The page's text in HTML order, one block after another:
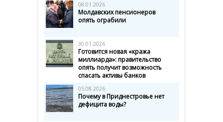
08.01.2026
Молдавских пенсионеров
опять ограбили
30.01.2026
Готовится новая «кража
миллиарда»: правительство
опять получит возможность
спасать активы банков
05.08.2026
Почему в Приднестровье нет
дефицита воды?